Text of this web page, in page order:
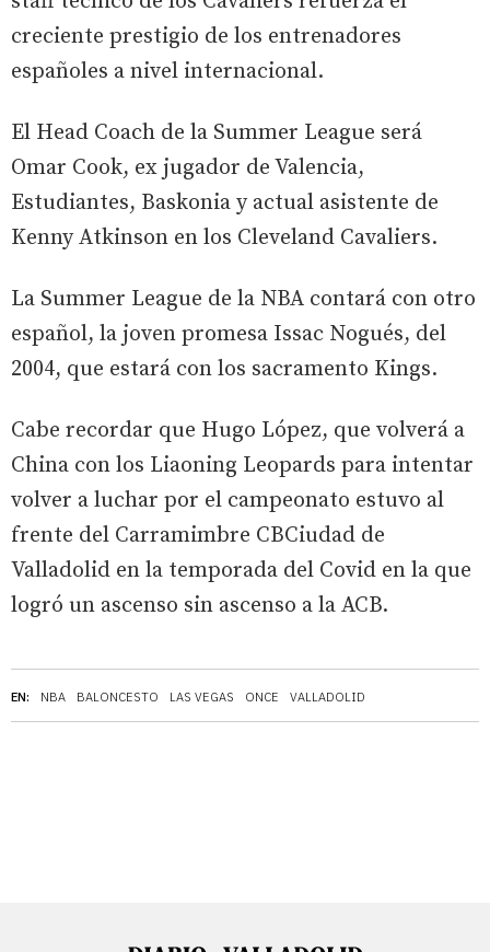
EN: NBA BALONCESTO LAS VEGAS ONCE VALLADOLID
creciente prestigio de los entrenadores
españoles a nivel internacional.
El Head Coach de la Summer League será
Omar Cook, ex jugador de Valencia,
Estudiantes, Baskonia y actual asistente de
Kenny Atkinson en los Cleveland Cavaliers.
La Summer League de la NBA contará con otro
español, la joven promesa Issac Nogués, del
2004, que estará con los sacramento Kings.
Cabe recordar que Hugo López, que volverá a
China con los Liaoning Leopards para intentar
volver a luchar por el campeonato estuvo al
frente del Carramimbre CBCiudad de
Valladolid en la temporada del Covid en la que
logró un ascenso sin ascenso a la ACB.